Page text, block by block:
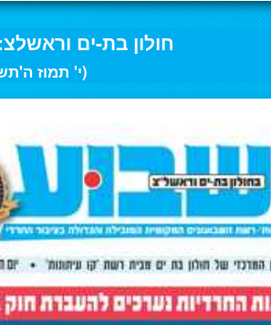
חולון בת-ים וראשלצ: 29 ליוני
(י' תמוז